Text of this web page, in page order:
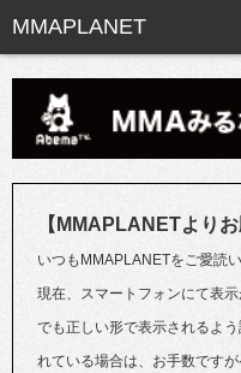
【MMAPLANETよりお
いつもMMAPLANETをご愛読
現在、スマートフォンにて表
でも正しい形で表示されるよ
れている場合は、お手数です